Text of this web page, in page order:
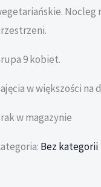
Nocleg
9 kobiet.
w większości na
w magazynie
Bez kategorii